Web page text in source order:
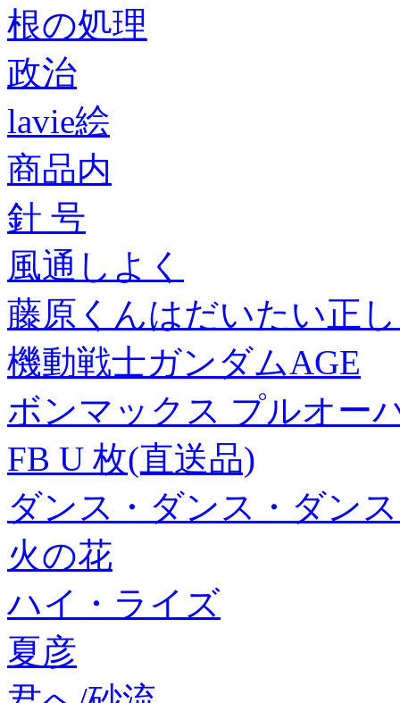
根の処理
政治
lavie絵
商品内
針 号
風通しよく
藤原くんはだいたい正
機動戦士ガンダムAGE
ボンマックス プルオー
FB U 枚(直送品)
ダンス・ダンス・ダン
火の花
ハイ・ライズ
夏彦